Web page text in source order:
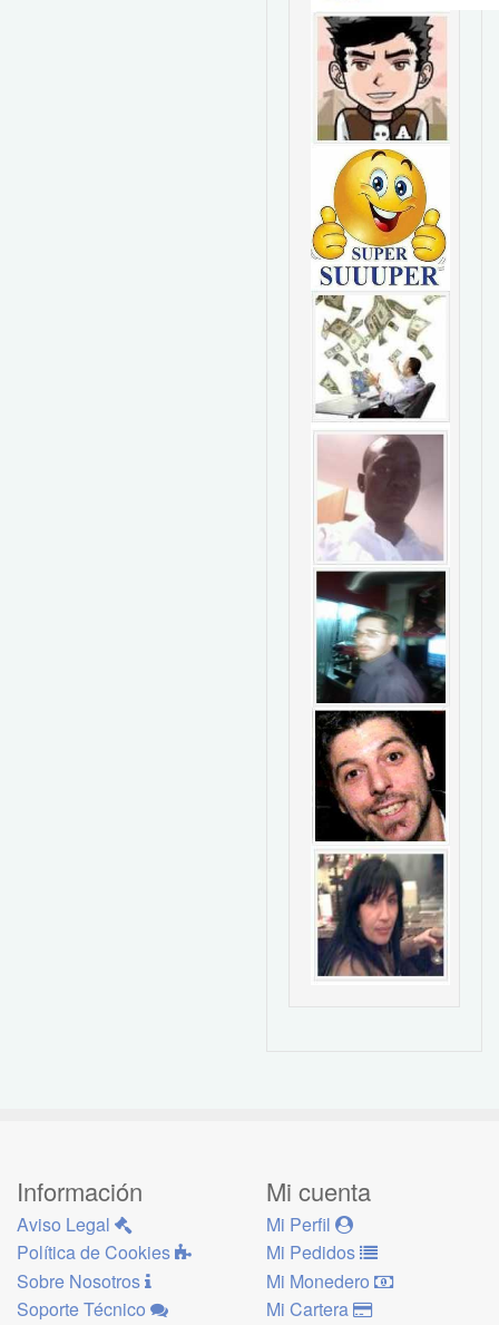
Información
Aviso Legal
Política de Cookies
Sobre Nosotros
Soporte Técnico
Mi cuenta
Mi Perfil
Mi Pedidos
Mi Monedero
Mi Cartera